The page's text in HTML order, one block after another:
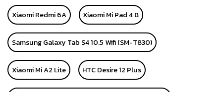
Xiaomi Redmi 6A Xiaomi Mi Pad 4 8
Samsung Galaxy Tab S4 10.5 Wifi (SM-T830)
Xiaomi Mi A2 Lite HTC Desire 12 Plus